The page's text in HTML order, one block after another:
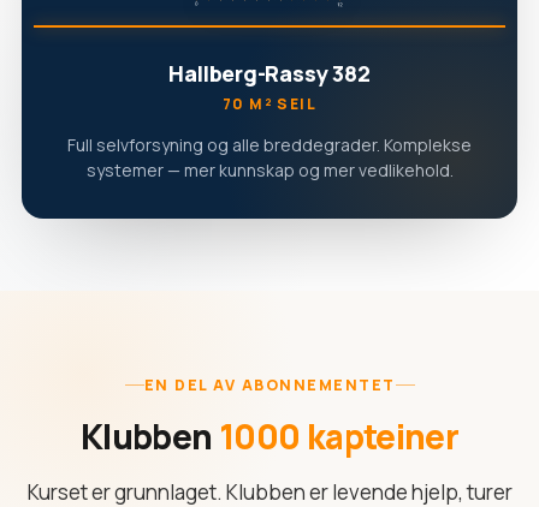
Hallberg-Rassy 382
70 M² SEIL
Full selvforsyning og alle breddegrader. Komplekse
systemer — mer kunnskap og mer vedlikehold.
EN DEL AV ABONNEMENTET
Klubben 1000 kapteiner
Kurset er grunnlaget. Klubben er levende hjelp, turer